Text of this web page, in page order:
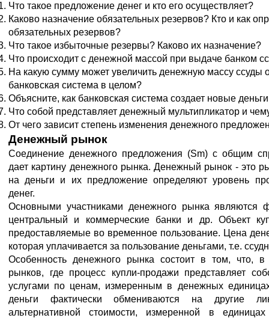
Что такое предложение денег и кто его осуществляет?
Каково назначение обязательных резервов? Кто и как
обязательных резервов?
Что такое избыточные резервы? Каково их назначение?
Что происходит с денежной массой при выдаче банком
На какую сумму может увеличить денежную массу ссуды
банковская система в целом?
Объясните, как банковская система создает новые
Что собой представляет денежный мультипликатор и
От чего зависит степень изменения денежного
Денежный рынок
Соединение денежного предложения (Sm) с общим
дает картину денежного рынка. Денежный рынок - это
на деньги и их предложение определяют уровень
денег.
Основными участниками денежного рынка являются
центральный и коммерческие банки и др. Объект
предоставляемые во временное пользование. Цена
которая уплачивается за пользование деньгами, т.е.
Особенность денежного рынка состоит в том, что,
рынков, где процесс купли-продажи представляет
услугами по ценам, измеренным в денежных
деньги фактически обмениваются на другие
альтернативной стоимости, измеренной в